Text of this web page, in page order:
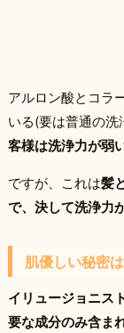
アルロン酸とコラ
いる(要は普通の洗
客様は洗浄力が弱
ですが、これは髪
で、決して洗浄力
肌優しい秘密
イリュージョニス
要な成分のみ含ま